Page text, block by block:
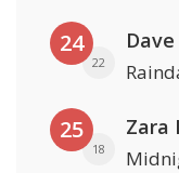
24
22
25
18
Zara